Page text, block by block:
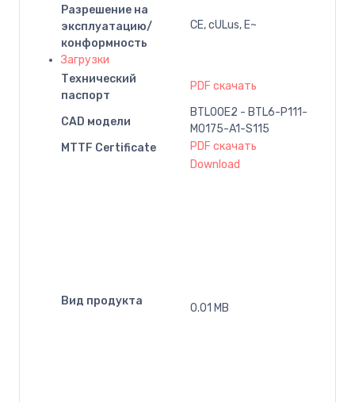
Разрешение на
эксплуатацию/
конформность
CE, cULus, E~
Загрузки
Технический
паспорт
PDF скачать
CAD модели
BTL00E2 - BTL6-P111-
M0175-A1-S115
MTTF Certificate
PDF скачать
Вид продукта
Download
0.01 MB